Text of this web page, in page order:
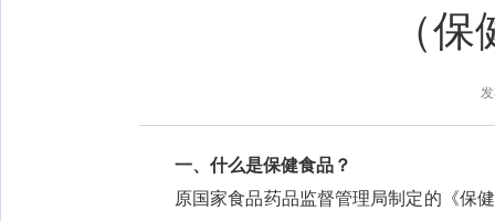
（
一、什么是保健食品？
原国家食品药品监督管理局制定的《保